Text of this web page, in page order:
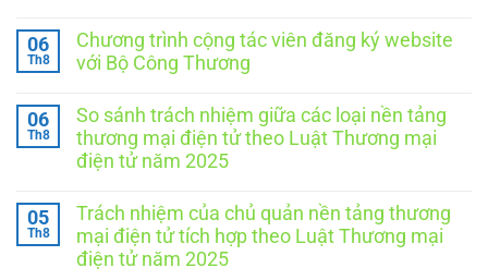
bình
luận
ở
website
với
Bộ
Công
TP.
Hồ
Chí
Minh:
Hồ
06
Th8
Chương trình cộng tác viên đăng ký website
với Bộ Công Thương
bình
luận
ở
Chương
tác
viên
đăng
ký
website
06
Th8
So sánh trách nhiệm giữa các loại nền tảng
thương mại điện tử theo Luật Thương mại
điện tử năm 2025
bình
luận
ở
So
05
Th8
Trách nhiệm của chủ quản nền tảng thương
mại điện tử tích hợp theo Luật Thương mại
điện tử năm 2025